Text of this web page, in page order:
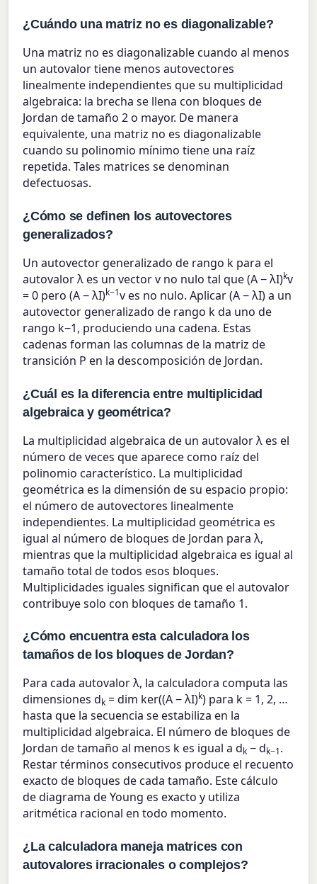
¿Cuándo una matriz no es diagonalizable?
Una matriz no es diagonalizable cuando al menos
un autovalor tiene menos autovectores
linealmente independientes que su multiplicidad
algebraica: la brecha se llena con bloques de
Jordan de tamaño 2 o mayor. De manera
equivalente, una matriz no es diagonalizable
cuando su polinomio mínimo tiene una raíz
repetida. Tales matrices se denominan
defectuosas.
¿Cómo se definen los autovectores
generalizados?
Un autovector generalizado de rango k para el
autovalor λ es un vector v no nulo tal que (A − λI)kv
= 0 pero (A − λI)k−1v es no nulo. Aplicar (A − λI) a un
autovector generalizado de rango k da uno de
rango k−1, produciendo una cadena. Estas
cadenas forman las columnas de la matriz de
transición P en la descomposición de Jordan.
¿Cuál es la diferencia entre multiplicidad
algebraica y geométrica?
La multiplicidad algebraica de un autovalor λ es el
número de veces que aparece como raíz del
polinomio característico. La multiplicidad
geométrica es la dimensión de su espacio propio:
el número de autovectores linealmente
independientes. La multiplicidad geométrica es
igual al número de bloques de Jordan para λ,
mientras que la multiplicidad algebraica es igual al
tamaño total de todos esos bloques.
Multiplicidades iguales significan que el autovalor
contribuye solo con bloques de tamaño 1.
¿Cómo encuentra esta calculadora los
tamaños de los bloques de Jordan?
Para cada autovalor λ, la calculadora computa las
dimensiones dk = dim ker((A − λI)k) para k = 1, 2, …
hasta que la secuencia se estabiliza en la
multiplicidad algebraica. El número de bloques de
Jordan de tamaño al menos k es igual a dk − dk−1.
Restar términos consecutivos produce el recuento
exacto de bloques de cada tamaño. Este cálculo
de diagrama de Young es exacto y utiliza
aritmética racional en todo momento.
¿La calculadora maneja matrices con
autovalores irracionales o complejos?